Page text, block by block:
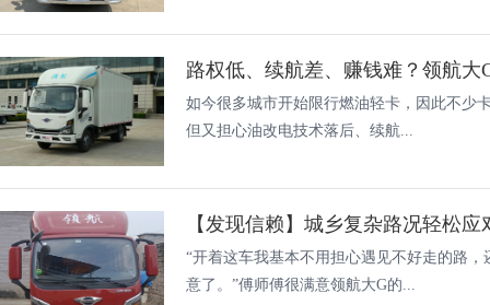
如今很多城市开始限行燃油轻卡，因此不少
但又担心油改电技术落后、续航...
【发现信赖】城乡复杂路况轻松
“开着这车我基本不用担心遇见不好走的路
意了。”傅师傅很满意领航大G的...